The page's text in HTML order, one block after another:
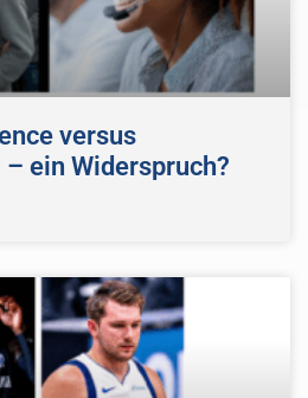
versus
ein Widerspruch?